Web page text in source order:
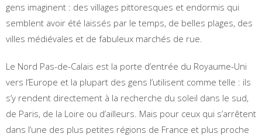
gens imaginent : des villages pittoresques et endormis qui
semblent avoir été laissés par le temps, de belles plages, des
villes médiévales et de fabuleux marchés de rue.
Le Nord Pas-de-Calais est la porte d’entrée du Royaume-Uni
vers l’Europe et la plupart des gens l’utilisent comme telle : ils
s’y rendent directement à la recherche du soleil dans le sud,
de Paris, de la Loire ou d’ailleurs. Mais pour ceux qui s’arrêtent
dans l’une des plus petites régions de France et plus proche